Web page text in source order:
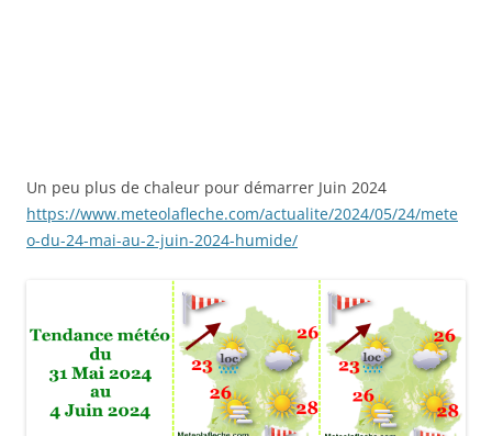
Un peu plus de chaleur pour démarrer Juin 2024
https://www.meteolafleche.com/actualite/2024/05/24/mete
o-du-24-mai-au-2-juin-2024-humide/